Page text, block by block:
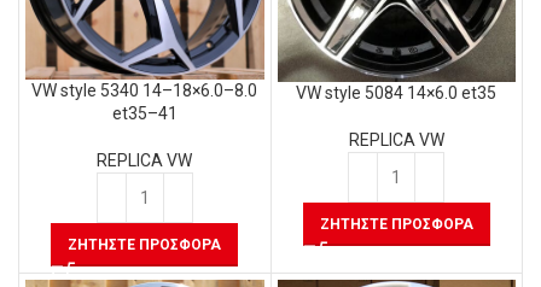
VW style 5340 14–18×6.0–8.0
et35–41
REPLICA VW
ΖΗΤΉΣΤΕ ΠΡΟΣΦΟΡΆ
VW style 5084 14×6.0 et35
REPLICA VW
ΖΗΤΉΣΤΕ ΠΡΟΣΦΟΡΆ